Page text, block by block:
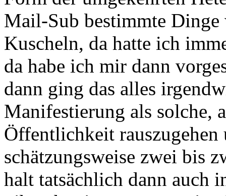
Mail-Sub bestimmte Dinge
Kuscheln, da hatte ich
da habe ich mir dann
dann ging das alles
Manifestierung als solche,
Öffentlichkeit
schätzungsweise zwei bis
halt tatsächlich dann auch